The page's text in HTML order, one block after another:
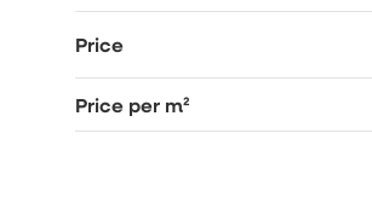
Price
Price per m²